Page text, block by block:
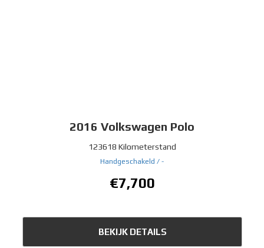
2016 Volkswagen Polo
123618 Kilometerstand
Handgeschakeld / -
€7,700
BEKIJK DETAILS